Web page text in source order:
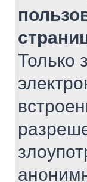
Только